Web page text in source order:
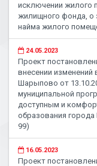
исключении жилого
жилищного фонда, о
найма жилого
24.05.2023
Проект
внесении изменений
Шарыпово от
муниципальной
доступным и
образования
99)
16.05.2023
Проект